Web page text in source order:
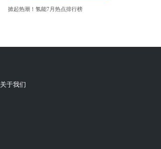
掀起热潮！氢能7月热点排行榜
关于我们